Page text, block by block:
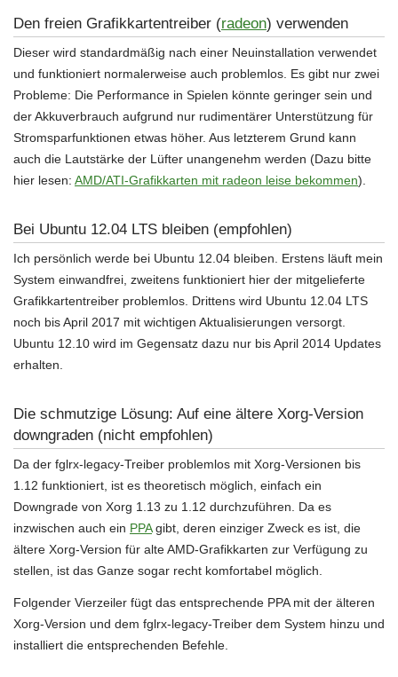
Den freien Grafikkartentreiber (radeon) verwenden
Dieser wird standardmäßig nach einer Neuinstallation verwendet
und funktioniert normalerweise auch problemlos. Es gibt nur zwei
Probleme: Die Performance in Spielen könnte geringer sein und
der Akkuverbrauch aufgrund nur rudimentärer Unterstützung für
Stromsparfunktionen etwas höher. Aus letzterem Grund kann
auch die Lautstärke der Lüfter unangenehm werden (Dazu bitte
hier lesen: AMD/ATI-Grafikkarten mit radeon leise bekommen).
Bei Ubuntu 12.04 LTS bleiben (empfohlen)
Ich persönlich werde bei Ubuntu 12.04 bleiben. Erstens läuft mein
System einwandfrei, zweitens funktioniert hier der mitgelieferte
Grafikkartentreiber problemlos. Drittens wird Ubuntu 12.04 LTS
noch bis April 2017 mit wichtigen Aktualisierungen versorgt.
Ubuntu 12.10 wird im Gegensatz dazu nur bis April 2014 Updates
erhalten.
Die schmutzige Lösung: Auf eine ältere Xorg-Version
downgraden (nicht empfohlen)
Da der fglrx-legacy-Treiber problemlos mit Xorg-Versionen bis
1.12 funktioniert, ist es theoretisch möglich, einfach ein
Downgrade von Xorg 1.13 zu 1.12 durchzuführen. Da es
inzwischen auch ein PPAgibt, deren einziger Zweck es ist, die
ältere Xorg-Version für alte AMD-Grafikkarten zur Verfügung zu
stellen, ist das Ganze sogar recht komfortabel möglich.
Folgender Vierzeiler fügt das entsprechende PPA mit der älteren
Xorg-Version und dem fglrx-legacy-Treiber dem System hinzu und
installiert die entsprechenden Befehle.